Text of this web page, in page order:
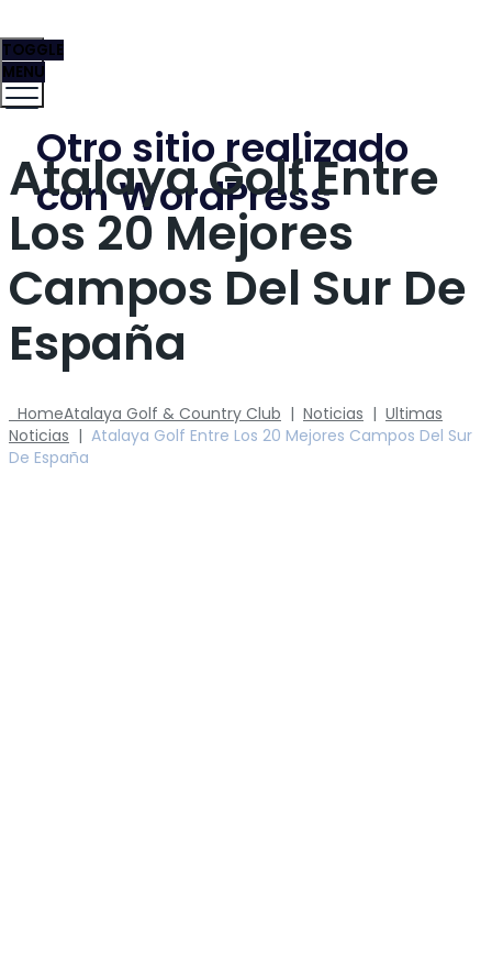
Otro sitio realizado
con WordPress
TOGGLE
MENU
Atalaya Golf Entre
Los 20 Mejores
Campos Del Sur De
España
HomeAtalaya Golf & Country Club | Noticias | Ultimas
Noticias | Atalaya Golf Entre Los 20 Mejores Campos Del Sur
De España